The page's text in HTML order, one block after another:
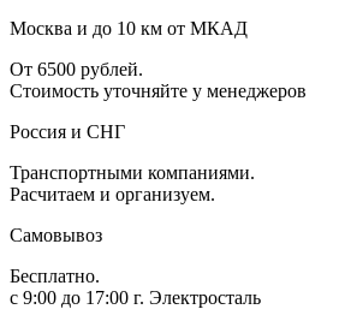
Москва и до 10 км от МКАД
От 6500 рублей.
Стоимость уточняйте у менеджеров
Россия и СНГ
Транспортными компаниями.
Расчитаем и организуем.
Самовывоз
Бесплатно.
с 9:00 до 17:00 г. Электросталь